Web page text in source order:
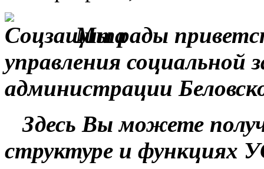
Мы рады
управления социальной
администрации
Здесь Вы можете
структуре и функциях